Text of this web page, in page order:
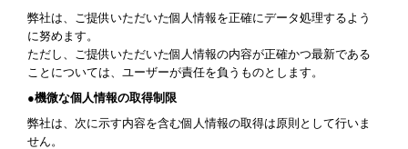
弊社は、ご提供いただいた個人情報を正確にデータ処理するよう
に努めます。
ただし、ご提供いただいた個人情報の内容が正確かつ最新である
ことについては、ユーザーが責任を負うものとします。
●機微な個人情報の取得制限
弊社は、次に示す内容を含む個人情報の取得は原則として行いま
せん。